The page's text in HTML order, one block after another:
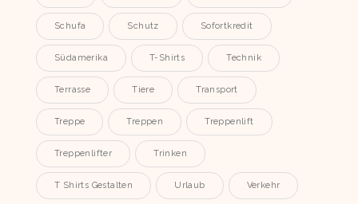
Schufa Schutz Sofortkredit
Südamerika T-Shirts Technik
Terrasse Tiere Transport
Treppe Treppen Treppenlift
Treppenlifter Trinken
T Shirts Gestalten Urlaub Verkehr